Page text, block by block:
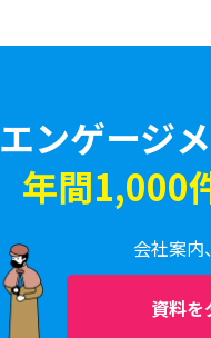
エンゲージ
年間1,000
会社案
資料を